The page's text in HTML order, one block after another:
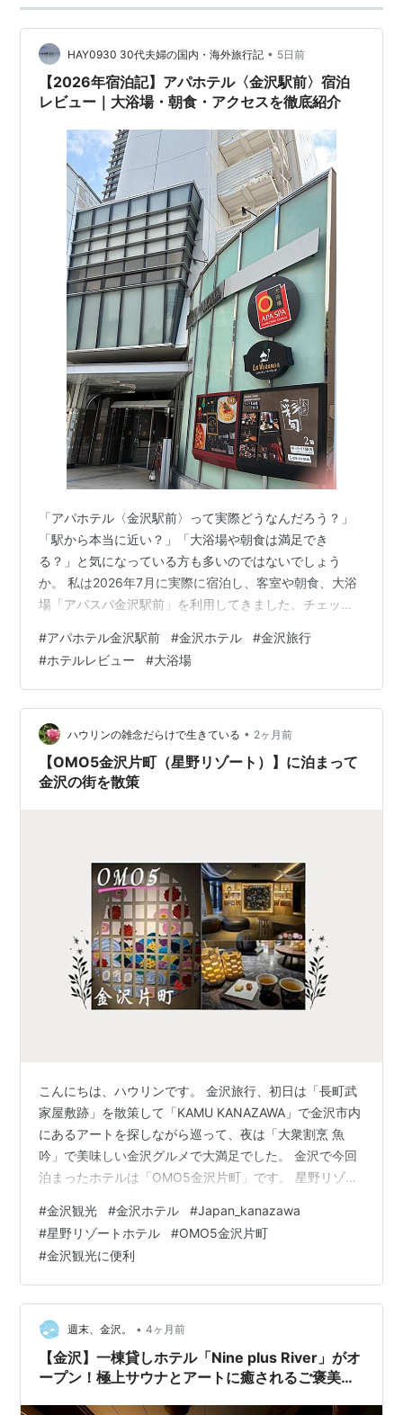
HAY0930 30代夫婦の国内・海外旅行記 • 5日前
【2026年宿泊記】アパホテル〈金沢駅前〉宿泊
レビュー｜大浴場・朝食・アクセスを徹底紹介
「アパホテル〈金沢駅前〉って実際どうなんだろう？」
「駅から本当に近い？」「大浴場や朝食は満足でき
る？」と気になっている方も多いのではないでしょう
か。 私は2026年7月に実際に宿泊し、客室や朝食、大浴
場「アパスパ金沢駅前」を利用してきました。チェック
もありましたが、その後復旧した大浴場も実際に体験し
ています。 この記事では、アクセス・客室・大浴場・朝
食・実際に泊まって感じた良かった点や気になった点
を、写真とともに詳しく紹介します。 これからアパホテ
ル〈金沢駅前〉への宿泊を検討している方や、金沢駅周
辺でホテルを探している方の参考になれば幸いです。…
#アパホテル金沢駅前 #金沢ホテル #金沢旅行
#ホテルレビュー #大浴場
ハウリンの雑念だらけで生きている • 2ヶ月前
【OMO5金沢片町（星野リゾート）】に泊まって
金沢の街を散策
こんにちは、ハウリンです。 金沢旅行、初日は「長町武
家屋敷跡」を散策して「KAMU KANAZAWA」で金沢市内
にあるアートを探しながら巡って、夜は「大衆割烹 魚
吟」で美味しい金沢グルメで大満足でした。 金沢で今回
泊まったホテルは「OMO5金沢片町」です。 星野リゾー
テルです。 デザイン性あふれるホテルで、都市滞在にぴ
ったりです。 ローカリズムナイトなる気軽に参加できる
イベントもあります。 ＯＭＯ５金沢片町ってどんなかん
じなんだろう？と思ってる人の参考に少しでもなればと
思います。 OMO5金沢は竪町商店街の中にあります。 周
りにはオシャレなカフ…
#金沢観光 #金沢ホテル #Japan_kanazawa
#星野リゾートホテル #OMO5金沢片町
#金沢観光に便利
週末、金沢。 • 4ヶ月前
【金沢】一棟貸しホテル「Nine plus River」がオ
ープン！極上サウナとアートに癒されるご褒美ス